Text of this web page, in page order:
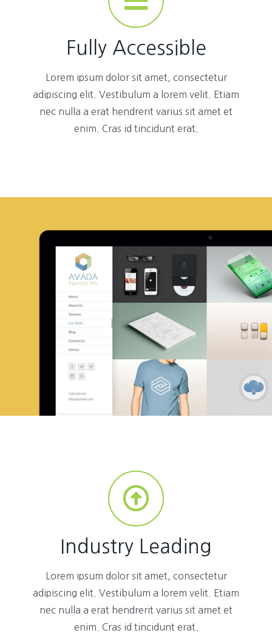
Fully Accessible
Lorem ipsum dolor sit amet, consectetur
adipiscing elit. Vestibulum a lorem velit. Etiam
nec nulla a erat hendrerit varius sit amet et
enim. Cras id tincidunt erat.
Industry Leading
Lorem ipsum dolor sit amet, consectetur
adipiscing elit. Vestibulum a lorem velit. Etiam
nec nulla a erat hendrerit varius sit amet et
enim. Cras id tincidunt erat.